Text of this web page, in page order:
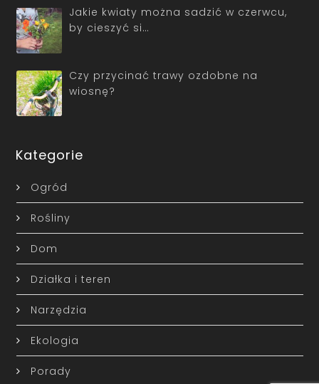
Jakie kwiaty można sadzić w czerwcu,
by cieszyć si…
Czy przycinać trawy ozdobne na
wiosnę?
Kategorie
Ogród
Rośliny
Dom
Działka i teren
Narzędzia
Ekologia
Porady